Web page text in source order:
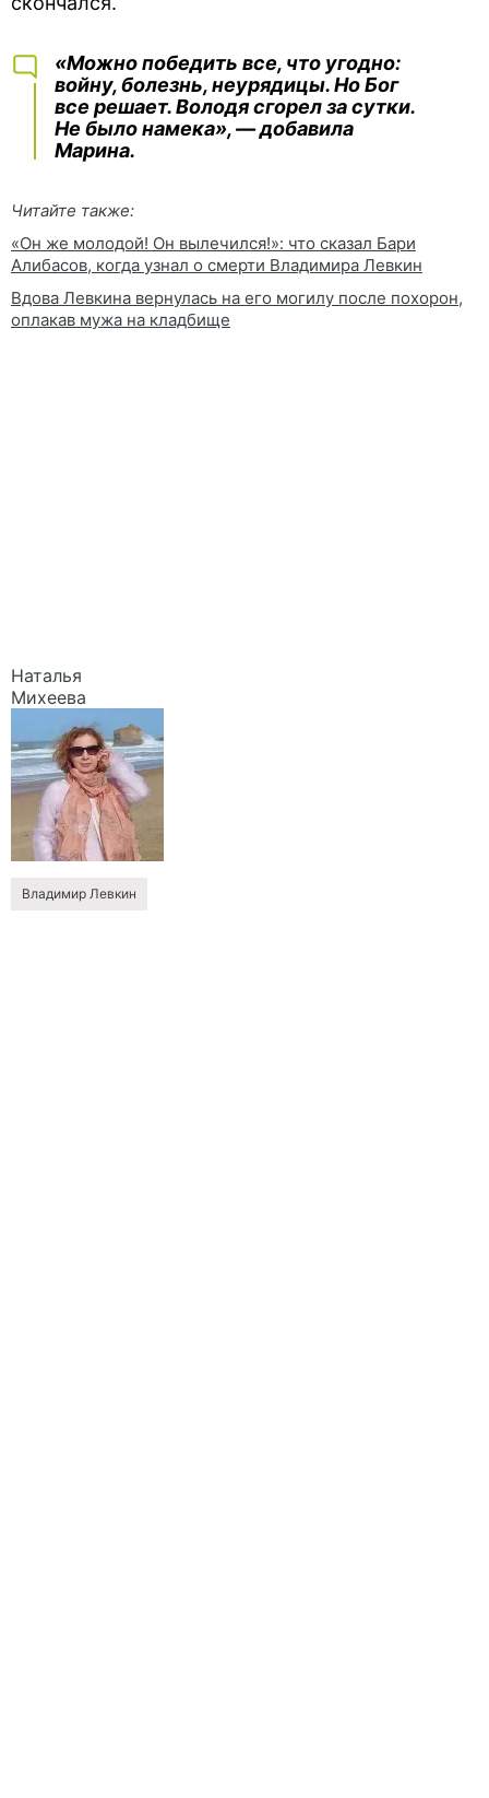
«Можно победить все, что угодно:
войну, болезнь, неурядицы. Но Бог
все решает. Володя сгорел за сутки.
Не было намека», — добавила
Марина.
Читайте также:
«Он же молодой! Он вылечился!»: что сказал Бари
Алибасов, когда узнал о смерти Владимира Левкин
Вдова Левкина вернулась на его могилу после похорон,
оплакав мужа на кладбище
Наталья
Михеева
Владимир Левкин